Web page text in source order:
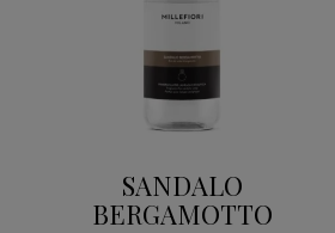
SANDALO
BERGAMOTTO